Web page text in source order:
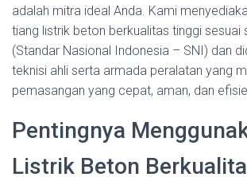
adalah mitra ideal Anda. Kami
tiang listrik beton berkualitas tinggi sesuai
(Standar Nasional Indonesia – SNI) dan
teknisi ahli serta armada peralatan yang
pemasangan yang cepat, aman, dan
Pentingnya
Listrik Beton